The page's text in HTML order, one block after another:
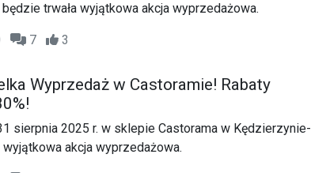
trwała wyjątkowa akcja wyprzedażowa.
7 3
Wyprzedaż w Castoramie! Rabaty
sierpnia 2025 r. w sklepie Castorama w Kędzierzynie-
wyjątkowa akcja wyprzedażowa.